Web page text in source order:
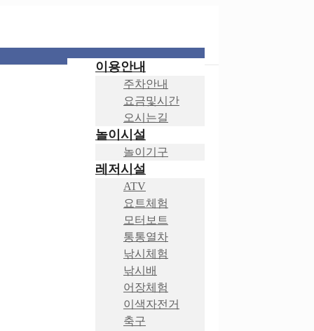
이용안내
주차안내
요금및시간
오시는길
놀이시설
놀이기구
레저시설
ATV
요트체험
모터보트
통통열차
낚시체험
낚시배
어장체험
이색자전거
축구